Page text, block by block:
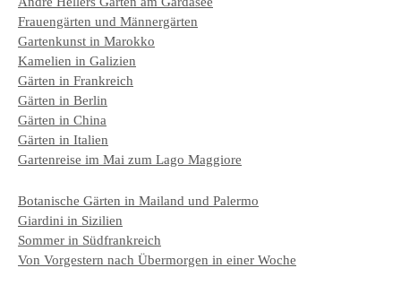
Frauengärten und Männergärten
Gartenkunst in Marokko
Kamelien in Galizien
Gärten in Frankreich
Gärten in Berlin
Gärten in China
Gärten in Italien
Gartenreise im Mai zum Lago Maggiore
Botanische Gärten in Mailand und Palermo
Giardini in Sizilien
Sommer in Südfrankreich
Von Vorgestern nach Übermorgen in einer Woche